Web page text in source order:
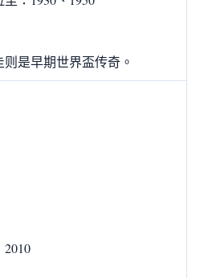
是早期世界盃传奇。